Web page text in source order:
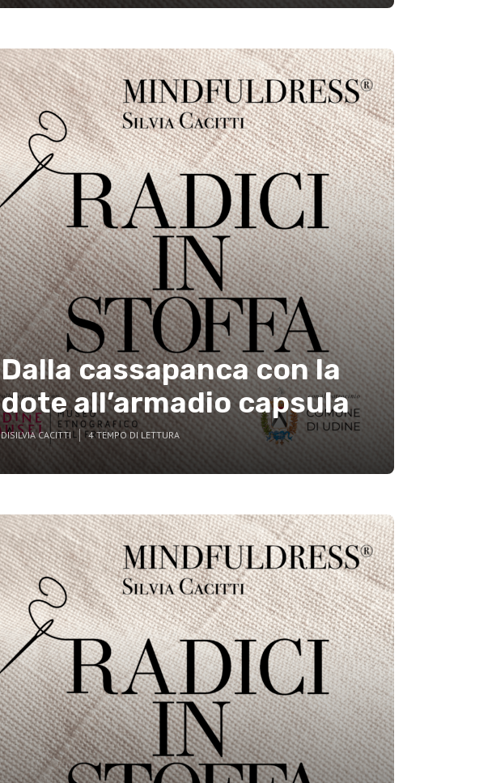
Dalla cassapanca con la
dote all’armadio capsula
DISILVIA CACITTI 4 TEMPO DI LETTURA